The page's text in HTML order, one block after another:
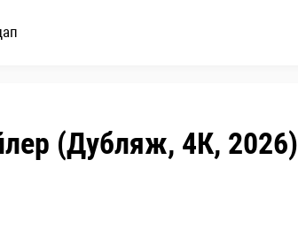
(Дубляж, 4К, 2026)